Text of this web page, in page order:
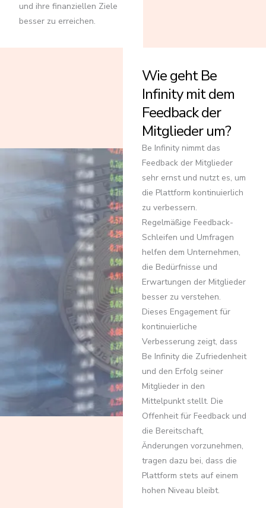
und ihre finanziellen Ziele
besser zu erreichen.
Wie geht Be
Infinity mit dem
Feedback der
Mitglieder um?
Be Infinity nimmt das
Feedback der Mitglieder
sehr ernst und nutzt es, um
die Plattform kontinuierlich
zu verbessern.
Regelmäßige Feedback-
Schleifen und Umfragen
helfen dem Unternehmen,
die Bedürfnisse und
Erwartungen der Mitglieder
besser zu verstehen.
Dieses Engagement für
kontinuierliche
Verbesserung zeigt, dass
Be Infinity die Zufriedenheit
und den Erfolg seiner
Mitglieder in den
Mittelpunkt stellt. Die
Offenheit für Feedback und
die Bereitschaft,
Änderungen vorzunehmen,
tragen dazu bei, dass die
Plattform stets auf einem
hohen Niveau bleibt.